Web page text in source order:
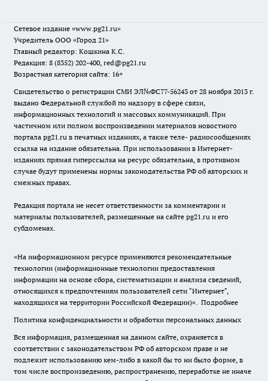
Сетевое издание «www.pg21.ru»
Учредитель ООО «Город 21»
Главный редактор: Кошкина К.С.
Редакция: 8 (8352) 202-400, red@pg21.ru
Возрастная категория сайта: 16+
Свидетельство о регистрации СМИ ЭЛ№ФС77-56243 от 28 ноября 2013 г.
выдано Федеральной службой по надзору в сфере связи,
информационных технологий и массовых коммуникаций. При
частичном или полном воспроизведении материалов новостного
портала pg21.ru в печатных изданиях, а также теле- радиосообщениях
ссылка на издание обязательна. При использовании в Интернет-
изданиях прямая гиперссылка на ресурс обязательна, в противном
случае будут применены нормы законодательства РФ об авторских и
смежных правах.
Редакция портала не несет ответственности за комментарии и
материалы пользователей, размещенные на сайте pg21.ru и его
субдоменах.
«На информационном ресурсе применяются рекомендательные
технологии (информационные технологии предоставления
информации на основе сбора, систематизации и анализа сведений,
относящихся к предпочтениям пользователей сети "Интернет",
находящихся на территории Российской Федерации)». Подробнее
Политика конфиденциальности и обработки персональных данных
Вся информация, размещенная на данном сайте, охраняется в
соответствии с законодательством РФ об авторском праве и не
подлежит использованию кем-либо в какой бы то ни было форме, в
том числе воспроизведению, распространению, переработке не иначе